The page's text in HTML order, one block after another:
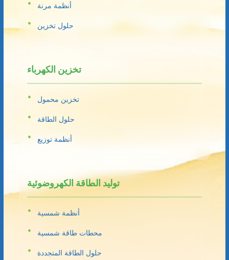
أنظمة مرنة
حلول تخزين
تخزين الكهرباء
تخزين محمول
حلول الطاقة
أنظمة توزيع
توليد الطاقة الكهروضوئية
أنظمة شمسية
محطات طاقة شمسية
حلول الطاقة المتجددة